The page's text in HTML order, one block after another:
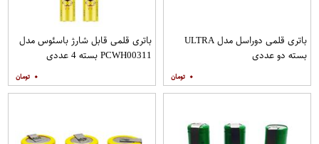
باتری قلمی دوراسل مدل ULTRA
بسته دو عددی
۰
باتری قلمی قابل شارژ باسئوس مدل
PCWH00311 بسته 4 عددی
۰